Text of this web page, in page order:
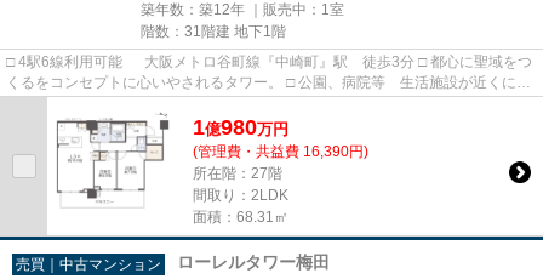
築年数：築12年 ｜販売中： 1室
階数：31階建 地下1階
□ 4駅6線利用可能 大阪メトロ谷町線『中崎町』駅 徒歩3分 □ 都心に聖域をつ
くるをコンセプトに心いやされるタワー。 □ 公園、病院等 生活施設が近くにあ
1億980万円
(管理費・共益費 16,390円)
所在階：27階
間取り：2LDK
面積：68.31㎡
売買｜中古マンション ローレルタワー梅田